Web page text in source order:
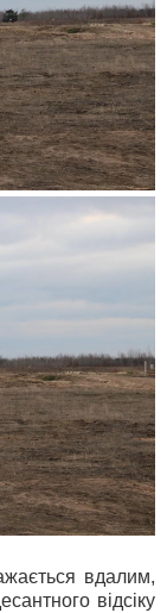
вдалим,
відсіку